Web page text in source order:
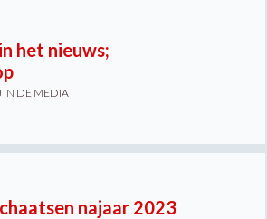
het nieuws;
IN DE MEDIA
najaar 2023